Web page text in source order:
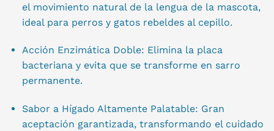
el movimiento natural de la lengua de la mascota,
ideal para perros y gatos rebeldes al cepillo.
Acción Enzimática Doble: Elimina la placa
bacteriana y evita que se transforme en sarro
permanente.
Sabor a Hígado Altamente Palatable: Gran
aceptación garantizada, transformando el cuidado